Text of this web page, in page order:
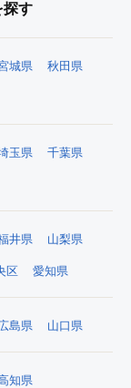
探す
城県 秋田県
玉県 千葉県
井県 山梨県
区 愛知県
島県 山口県
知県